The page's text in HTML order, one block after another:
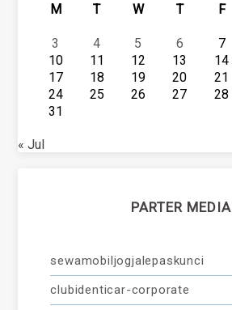
M T W T F
3
4 5 6 7
10
11 12 13 14
17
18 19 20 21
24
25 26 27 28
31
« Jul
PARTER MEDIA
sewamobiljogjalepaskunci
clubidenticar-corporate